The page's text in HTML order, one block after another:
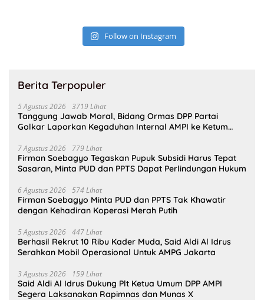
Follow on Instagram
Berita Terpopuler
5 Agustus 2026 3719 Lihat
Tanggung Jawab Moral, Bidang Ormas DPP Partai
Golkar Laporkan Kegaduhan Internal AMPI ke Ketum
7 Agustus 2026 779 Lihat
Firman Soebagyo Tegaskan Pupuk Subsidi Harus Tepat
Sasaran, Minta PUD dan PPTS Dapat Perlindungan Hukum
6 Agustus 2026 574 Lihat
Firman Soebagyo Minta PUD dan PPTS Tak Khawatir
dengan Kehadiran Koperasi Merah Putih
5 Agustus 2026 447 Lihat
Berhasil Rekrut 10 Ribu Kader Muda, Said Aldi Al Idrus
Serahkan Mobil Operasional Untuk AMPG Jakarta
3 Agustus 2026 159 Lihat
Said Aldi Al Idrus Dukung Plt Ketua Umum DPP AMPI
Segera Laksanakan Rapimnas dan Munas X